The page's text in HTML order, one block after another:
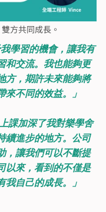
方共同成長。
學習的機會，讓我有
和交流。我也能夠更
方，期許未來能夠將
來不同的效益。」
課加深了我對樂學舍
續進步的地方。公司
，讓我們可以不斷提
以來，看到的不僅是
自己的成長。」